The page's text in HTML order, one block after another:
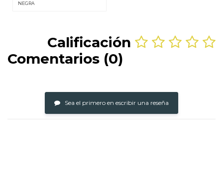
NEGRA
Calificación
Comentarios (0)
Sea el primero en escribir una reseña